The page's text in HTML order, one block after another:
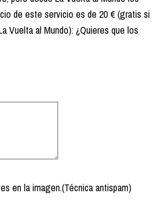
de este servicio es de 20 € (gratis si
Vuelta al Mundo): ¿Quieres que los
en la imagen.(Técnica antispam)